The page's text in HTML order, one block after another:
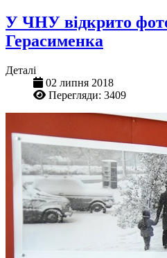
У ЧНУ відкрито
Герасименка
Деталі
02 липня 2018
Перегляди: 3409